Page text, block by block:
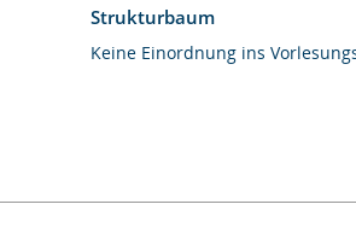
Strukturbaum
Keine Einordnung ins